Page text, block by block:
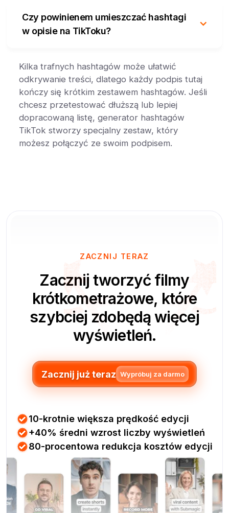
Czy powinienem umieszczać hashtagi
w opisie na TikToku?
Kilka trafnych hashtagów może ułatwić
odkrywanie treści, dlatego każdy podpis tutaj
kończy się krótkim zestawem hashtagów. Jeśli
chcesz przetestować dłuższą lub lepiej
dopracowaną listę, generator hashtagów
TikTok stworzy specjalny zestaw, który
możesz połączyć ze swoim podpisem.
ZACZNIJ TERAZ
Zacznij tworzyć filmy
krótkometrażowe, które
szybciej zdobędą więcej
wyświetleń.
Zacznij już teraz Wypróbuj za darmo
10-krotnie większa prędkość edycji
+40% średni wzrost liczby wyświetleń
80-procentowa redukcja kosztów edycji